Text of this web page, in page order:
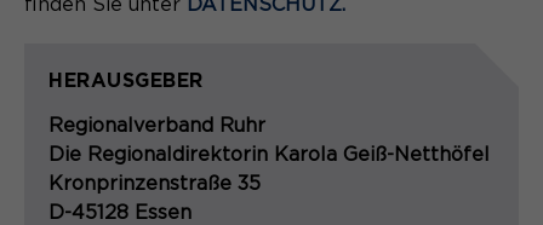
finden Sie unter DATENSCHUTZ.
HERAUSGEBER
Regionalverband Ruhr
Die Regionaldirektorin Karola Geiß-Netthöfel
Kronprinzenstraße 35
D-45128 Essen